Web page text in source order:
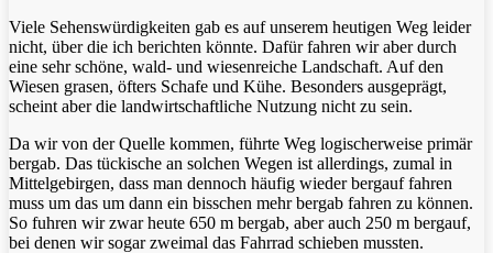
Viele Sehenswürdigkeiten gab es auf unserem heutigen Weg leider
nicht, über die ich berichten könnte. Dafür fahren wir aber durch
eine sehr schöne, wald- und wiesenreiche Landschaft. Auf den
Wiesen grasen, öfters Schafe und Kühe. Besonders ausgeprägt,
scheint aber die landwirtschaftliche Nutzung nicht zu sein.
Da wir von der Quelle kommen, führte Weg logischerweise primär
bergab. Das tückische an solchen Wegen ist allerdings, zumal in
Mittelgebirgen, dass man dennoch häufig wieder bergauf fahren
muss um das um dann ein bisschen mehr bergab fahren zu können.
So fuhren wir zwar heute 650 m bergab, aber auch 250 m bergauf,
bei denen wir sogar zweimal das Fahrrad schieben mussten.